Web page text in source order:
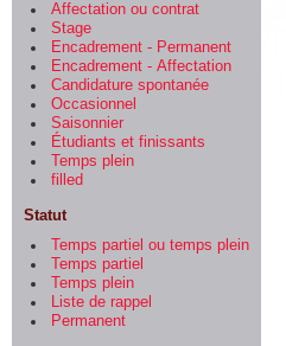
Affectation ou contrat
Stage
Encadrement - Permanent
Encadrement - Affectation
Candidature spontanée
Occasionnel
Saisonnier
Étudiants et finissants
Temps plein
filled
Statut
Temps partiel ou temps plein
Temps partiel
Temps plein
Liste de rappel
Permanent